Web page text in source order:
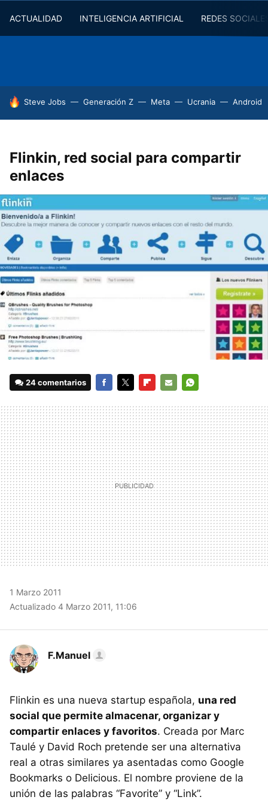
ACTUALIDAD INTELIGENCIA ARTIFICIAL REDES
HOY SE HABLA DE
Steve Jobs Generación Z Meta Ucrania Android
Flinkin, red social para compartir
enlaces
24 comentarios
MAIL
1 Marzo 2011
Actualizado 4 Marzo 2011, 11:06
F.Manuel
Flinkin es una nueva startup española, una red
social que permite almacenar, organizar y
compartir enlaces y favoritos. Creada por Marc
Taulé y David Roch pretende ser una alternativa
real a otras similares ya asentadas como Google
Bookmarks o Delicious. El nombre proviene de la
unión de las palabras “Favorite” y “Link”.